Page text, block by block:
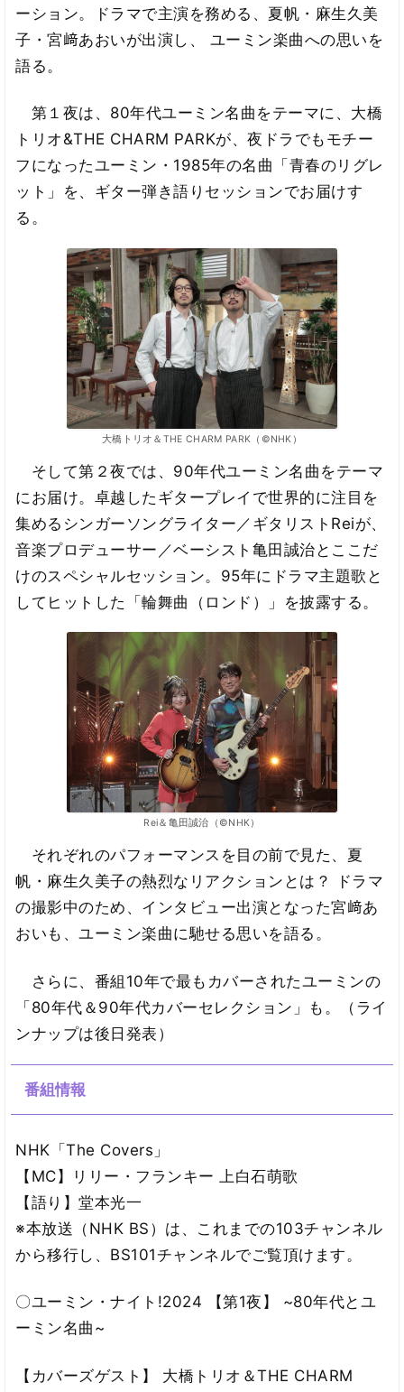
ーション。ドラマで主演を務める、夏帆・麻生久美
子・宮﨑あおいが出演し、 ユーミン楽曲への思いを
語る。
第１夜は、80年代ユーミン名曲をテーマに、大橋
トリオ&THE CHARM PARKが、夜ドラでもモチー
フになったユーミン・1985年の名曲「青春のリグレ
ット」を、ギター弾き語りセッションでお届けす
る。
大橋トリオ＆THE CHARM PARK（©︎NHK）
そして第２夜では、90年代ユーミン名曲をテーマ
にお届け。卓越したギタープレイで世界的に注目を
集めるシンガーソングライター／ギタリストReiが、
音楽プロデューサー／ベーシスト亀田誠治とここだ
けのスペシャルセッション。95年にドラマ主題歌と
してヒットした「輪舞曲（ロンド）」を披露する。
Rei＆亀田誠治（©︎NHK）
それぞれのパフォーマンスを目の前で見た、夏
帆・麻生久美子の熱烈なリアクションとは？ ドラマ
の撮影中のため、インタビュー出演となった宮﨑あ
おいも、ユーミン楽曲に馳せる思いを語る。
さらに、番組10年で最もカバーされたユーミンの
「80年代＆90年代カバーセレクション」も。（ライ
ンナップは後日発表）
番組情報
NHK「The Covers」
【MC】リリー・フランキー 上白石萌歌
【語り】堂本光一
※本放送（NHK BS）は、これまでの103チャンネル
から移行し、BS101チャンネルでご覧頂けます。
〇ユーミン・ナイト!2024 【第1夜】 ~80年代とユ
ーミン名曲~
【カバーズゲスト】 大橋トリオ＆THE CHARM